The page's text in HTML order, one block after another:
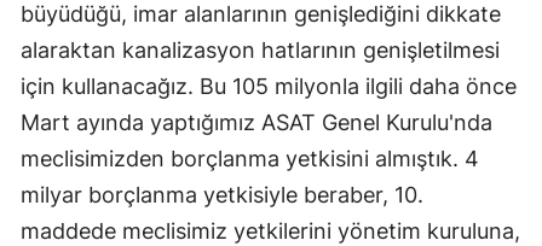
büyüdüğü, imar alanlarının genişlediğini dikkate
alaraktan kanalizasyon hatlarının genişletilmesi
için kullanacağız. Bu 105 milyonla ilgili daha önce
Mart ayında yaptığımız ASAT Genel Kurulu'nda
meclisimizden borçlanma yetkisini almıştık. 4
milyar borçlanma yetkisiyle beraber, 10.
maddede meclisimiz yetkilerini yönetim kuruluna,